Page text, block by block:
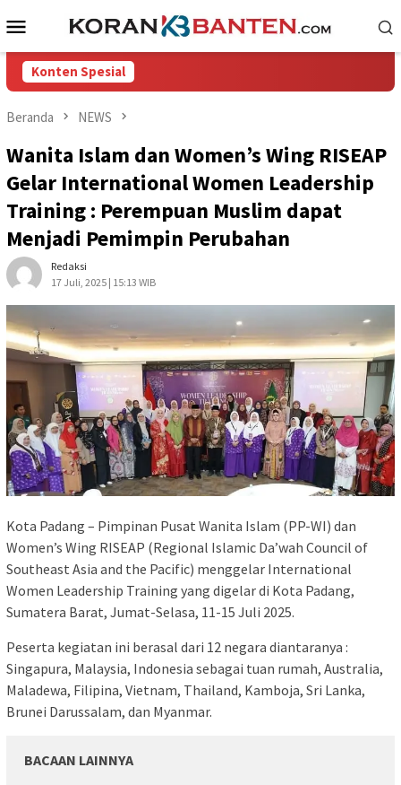
ke
Menu
Mobile
Konten Spesial
Beranda NEWS
Wanita Islam dan Women’s Wing RISEAP
Gelar International Women Leadership
Training : Perempuan Muslim dapat
Menjadi Pemimpin Perubahan
Redaksi
17 Juli, 2025 | 15:13 WIB
Kota Padang – Pimpinan Pusat Wanita Islam (PP-WI) dan
Women’s Wing RISEAP (Regional Islamic Da’wah Council of
Southeast Asia and the Pacific) menggelar International
Women Leadership Training yang digelar di Kota Padang,
Sumatera Barat, Jumat-Selasa, 11-15 Juli 2025.
Peserta kegiatan ini berasal dari 12 negara diantaranya :
Singapura, Malaysia, Indonesia sebagai tuan rumah, Australia,
Maladewa, Filipina, Vietnam, Thailand, Kamboja, Sri Lanka,
Brunei Darussalam, dan Myanmar.
BACAAN LAINNYA